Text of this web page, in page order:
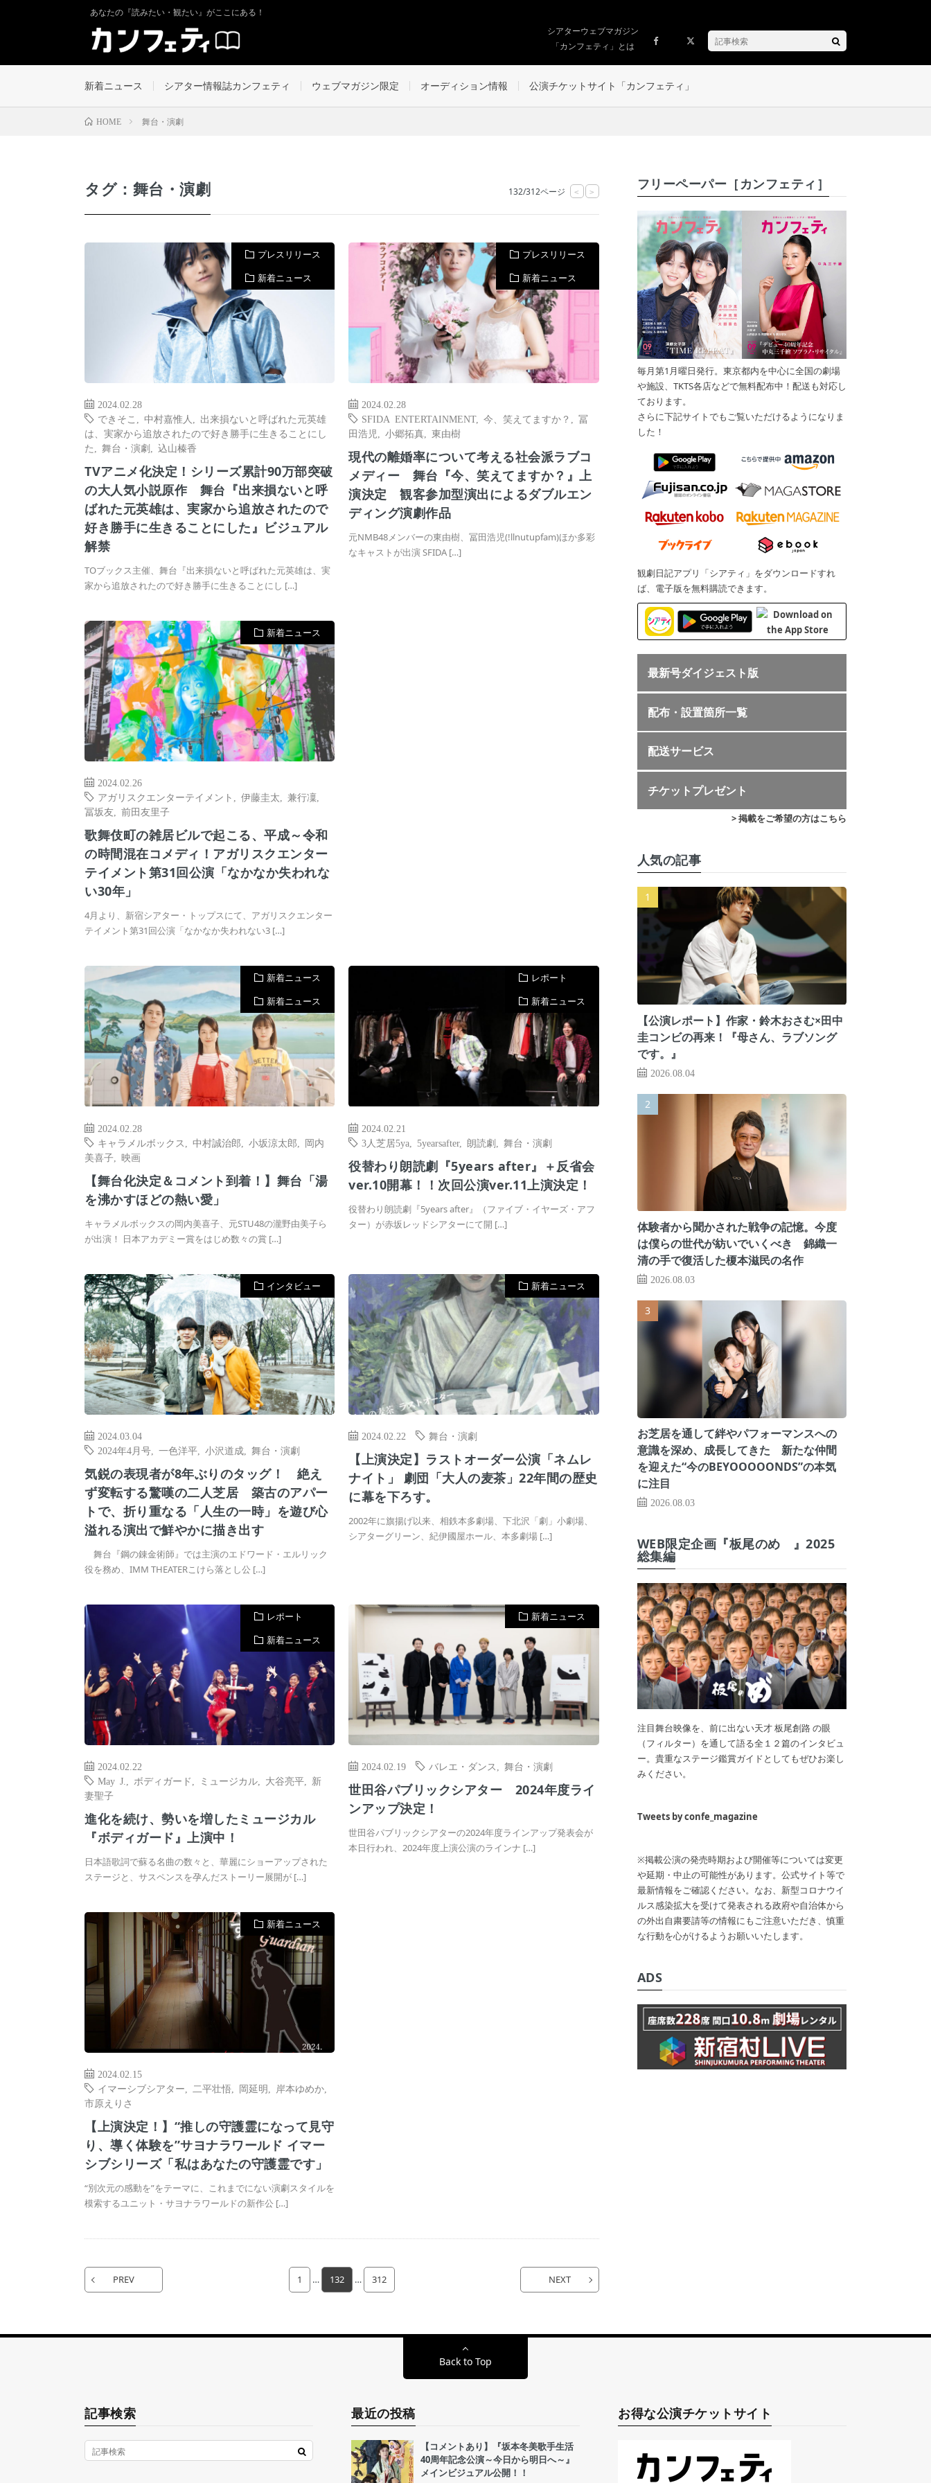
あなたの『読みたい・観たい』がここにある！
シアターウェブマガジン
「カンフェティ」とは
新着ニュース シアター情報誌カンフェティ ウェブマガジン限定 オーディション情報 公演チケットサイト「カンフェティ」
HOME 舞台・演劇
タグ：舞台・演劇 132/312ページ < >
プレスリリース
新着ニュース
2024.02.28
できそこ
中村嘉惟人
出来損ないと呼ばれた元英雄
は、実家から追放されたので好き勝手に生きることにし
た
舞台・演劇 込山榛香
TVアニメ化決定！シリーズ累計90万部突破
の大人気小説原作 舞台『出来損ないと呼
ばれた元英雄は、実家から追放されたので
好き勝手に生きることにした』ビジュアル
解禁
TOブックス主催、舞台『出来損ないと呼ばれた元英雄は、実
家から追放されたので好き勝手に生きることにし […]
プレスリリース
新着ニュース
2024.02.28
SFIDA ENTERTAINMENT,今、笑えてますか？ ,冨
田浩児
,小郷拓真 ,東由樹
現代の離婚率について考える社会派ラブコ
メディー 舞台『今、笑えてますか？』上
演決定 観客参加型演出によるダブルエン
ディング演劇作品
元NMB48メンバーの東由樹、冨田浩児(!llnutupfam)ほか多彩
なキャストが出演 SFIDA […]
新着ニュース
2024.02.26
アガリスクエンターテイメント
伊藤圭太 兼行凜
冨坂友
前田友里子
歌舞伎町の雑居ビルで起こる、平成～令和
の時間混在コメディ！アガリスクエンター
テイメント第31回公演「なかなか失われな
い30年」
4月より、新宿シアター・トップスにて、アガリスクエンター
テイメント第31回公演「なかなか失われない3 […]
新着ニュース
新着ニュース
2024.02.28
キャラメルボックス
中村誠治郎 小坂涼太郎
岡内
美喜子
映画
【舞台化決定＆コメント到着！】舞台「湯
を沸かすほどの熱い愛」
キャラメルボックスの岡内美喜子、元STU48の瀧野由美子ら
が出演！ 日本アカデミー賞をはじめ数々の賞 […]
レポート
新着ニュース
2024.02.21
3人芝居5ya
5yearsafter,朗読劇 ,舞台・演劇
役替わり朗読劇『5years after』＋反省会
ver.10開幕！！次回公演ver.11上演決定！
役替わり朗読劇『5years after』（ファイブ・イヤーズ・アフ
ター）が赤坂レッドシアターにて開 […]
インタビュー
2024.03.04
2024年4月号
一色洋平 小沢道成 舞台・演劇
気鋭の表現者が8年ぶりのタッグ！ 絶え
ず変転する驚嘆の二人芝居 築古のアパー
トで、折り重なる「人生の一時」を遊び心
溢れる演出で鮮やかに描き出す
舞台『鋼の錬金術師』では主演のエドワード・エルリック
役を務め、IMM THEATERこけら落とし公 […]
新着ニュース
2024.02.22 舞台・演劇
【上演決定】ラストオーダー公演「ネムレ
ナイト」 劇団「大人の麦茶」22年間の歴史
に幕を下ろす。
2002年に旗揚げ以来、相鉄本多劇場、下北沢「劇」小劇場、
シアターグリーン、紀伊國屋ホール、本多劇場 […]
レポート
新着ニュース
2024.02.22
May J.
ボディガード ミュージカル 大谷亮平
新
妻聖子
進化を続け、勢いを増したミュージカル
『ボディガード』上演中！
日本語歌詞で蘇る名曲の数々と、華麗にショーアップされた
ステージと、サスペンスを孕んだストーリー展開が […]
新着ニュース
2024.02.19 バレエ・ダンス ,舞台・演劇
世田谷パブリックシアター 2024年度ライ
ンアップ決定！
世田谷パブリックシアターの2024年度ラインアップ発表会が
本日行われ、2024年度上演公演のラインナ […]
新着ニュース
2024.02.15
イマーシブシアター
二平壮悟 岡延明 岸本ゆめか
市原えりさ
【上演決定！】“推しの守護霊になって見守
り、導く体験を”サヨナラワールド イマー
シブシリーズ「私はあなたの守護霊です」
“別次元の感動を”をテーマに、これまでにない演劇スタイルを
模索するユニット・サヨナラワールドの新作公 […]
PREV 1 … 132 … 312 NEXT
フリーペーパー［カンフェティ］
毎月第1月曜日発行。東京都内を中心に全国の劇場
や施設、TKTS各店などで無料配布中！配送も対応し
ております。
さらに下記サイトでもご覧いただけるようになりま
した！
観劇日記アプリ「シアティ」をダウンロードすれ
ば、電子版を無料購読できます。
最新号ダイジェスト版
配布・設置箇所一覧
配送サービス
チケットプレゼント
> 掲載をご希望の方はこちら
人気の記事
【公演レポート】作家・鈴木おさむ×田中
圭コンビの再来！『母さん、ラブソング
です。』
2026.08.04
体験者から聞かされた戦争の記憶。今度
は僕らの世代が紡いでいくべき 錦織一
清の手で復活した榎本滋民の名作
2026.08.03
お芝居を通して絆やパフォーマンスへの
意識を深め、成長してきた 新たな仲間
を迎えた“今のBEYOOOOONDS”の本気
に注目
2026.08.03
WEB限定企画『板尾のめ゙』2025
総集編
注目舞台映像を、前に出ない天才 板尾創路 の眼
（フィルター）を通して語る全１２篇のインタビュ
ー。貴重なステージ鑑賞ガイドとしてもぜひお楽し
みください。
Tweets by confe_magazine
※掲載公演の発売時期および開催等については変更
や延期・中止の可能性があります。公式サイト等で
最新情報をご確認ください。なお、新型コロナウイ
ルス感染拡大を受けて発表される政府や自治体から
の外出自粛要請等の情報にもご注意いただき、慎重
な行動を心がけるようお願いいたします。
ADS
Back to Top
記事検索 最近の投稿
【コメントあり】『坂本冬美歌手生活
40周年記念公演～今日から明日へ～』
メインビジュアル公開！！
お得な公演チケットサイト